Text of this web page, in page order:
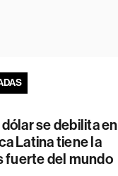
se debilita en
Latina tiene la
fuerte del mundo